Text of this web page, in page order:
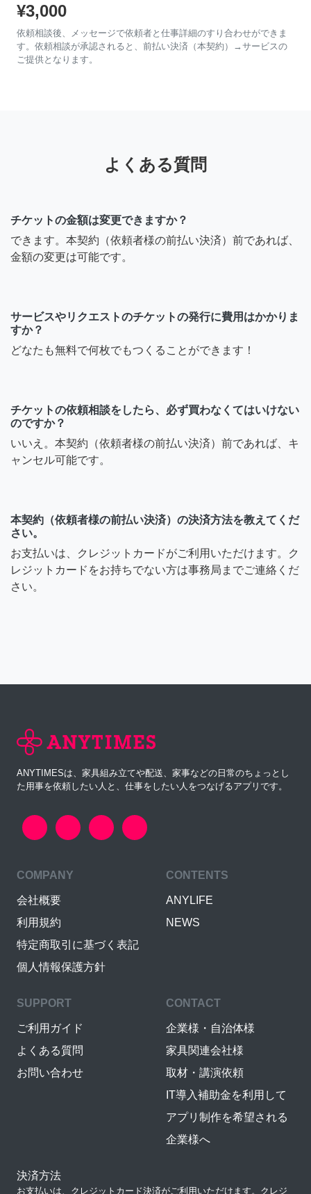
¥3,000
依頼相談後、メッセージで依頼者と仕事詳細のすり合わせができま
す。依頼相談が承認されると、前払い決済（本契約）→サービスの
ご提供となります。
よくある質問
チケットの金額は変更できますか？
できます。本契約（依頼者様の前払い決済）前であれば、
金額の変更は可能です。
サービスやリクエストのチケットの発行に費用はかかりま
すか？
どなたも無料で何枚でもつくることができます！
チケットの依頼相談をしたら、必ず買わなくてはいけない
のですか？
いいえ。本契約（依頼者様の前払い決済）前であれば、キ
ャンセル可能です。
本契約（依頼者様の前払い決済）の決済方法を教えてくだ
さい。
お支払いは、クレジットカードがご利用いただけます。ク
レジットカードをお持ちでない方は事務局までご連絡くだ
さい。
ANYTIMESは、家具組み立てや配送、家事などの日常のちょっとし
た用事を依頼したい人と、仕事をしたい人をつなげるアプリです。
COMPANY
会社概要
利用規約
特定商取引に基づく表記
個人情報保護方針
CONTENTS
ANYLIFE
NEWS
SUPPORT
ご利用ガイド
よくある質問
お問い合わせ
CONTACT
企業様・自治体様
家具関連会社様
取材・講演依頼
IT導入補助金を利用して
アプリ制作を希望される
企業様へ
決済方法
お支払いは、クレジットカード決済がご利用いただけます。クレジ